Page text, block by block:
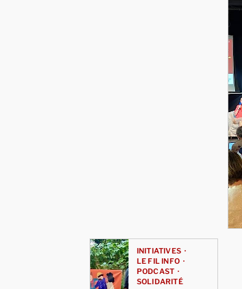
INITIATIVES
LE FIL INFO
PODCAST
SOLIDARITÉ